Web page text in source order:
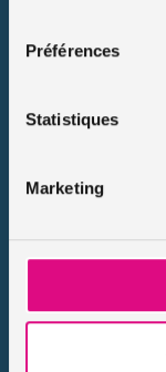
Préférences
Statistiques
Marketing